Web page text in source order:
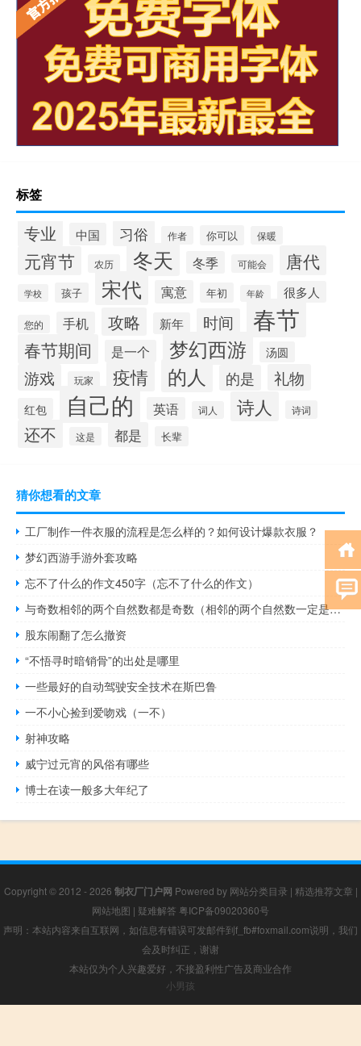
标签
专业 中国 习俗 作者 你可以 保暖
元宵节 农历 冬天 冬季 可能会 唐代
学校 孩子 宋代 寓意 年初 年龄 很多人
您的 手机 攻略 新年 时间 春节
春节期间 是一个 梦幻西游 汤圆
游戏 玩家 疫情 的人 的是 礼物
红包 自己的 英语 词人 诗人 诗词
还不 这是 都是 长辈
猜你想看的文章
工厂制作一件衣服的流程是怎么样的？如何设计爆款衣服？
梦幻西游手游外套攻略
忘不了什么的作文450字（忘不了什么的作文）
与奇数相邻的两个自然数都是奇数（相邻的两个自然数一定是互质数）
股东闹翻了怎么撤资
“不悟寻时暗销骨”的出处是哪里
一些最好的自动驾驶安全技术在斯巴鲁
一不小心捡到爱吻戏（一不）
射神攻略
威宁过元宵的风俗有哪些
博士在读一般多大年纪了
Copyright © 2012 - 2026 制衣厂门户网 Powered by 网站分类目录 | 精选推荐文章 |
网站地图 | 疑难解答 粤ICP备09020360号
声明：本站内容来自互联网，如信息有错误可发邮件到f_fb#foxmail.com说明，我们
会及时纠正，谢谢
本站仅为个人兴趣爱好，不接盈利性广告及商业合作
小男孩